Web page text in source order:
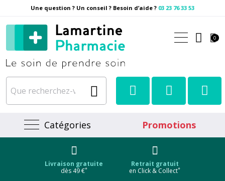
Une question ? Un conseil ? Besoin d’aide ? 03 23 76 33 53
Pharmacie Lamartine
0
Catégories Promotions
Livraison gratuite
dès 49 €*
Retrait gratuit
en Click & Collect*